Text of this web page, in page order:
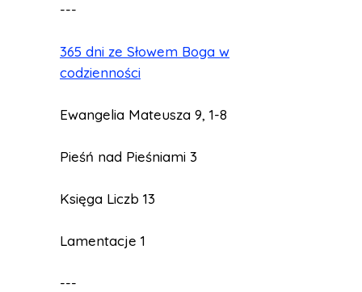
---
365 dni ze Słowem Boga w
codzienności
Ewangelia Mateusza 9, 1-8
Pieśń nad Pieśniami 3
Księga Liczb 13
Lamentacje 1
---